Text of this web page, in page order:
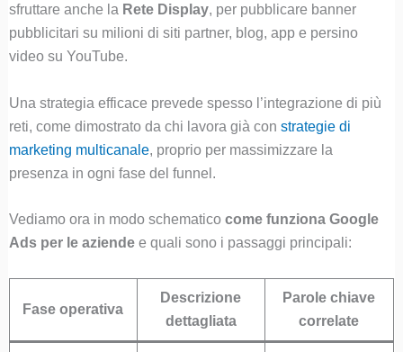
sfruttare anche la Rete Display, per pubblicare banner
pubblicitari su milioni di siti partner, blog, app e persino
video su YouTube.
Una strategia efficace prevede spesso l’integrazione di più
reti, come dimostrato da chi lavora già con strategie di
marketing multicanale, proprio per massimizzare la
presenza in ogni fase del funnel.
Vediamo ora in modo schematico come funziona Google
Ads per le aziendee quali sono i passaggi principali:
Fase operativa
Descrizione
dettagliata
Parole chiave
correlate